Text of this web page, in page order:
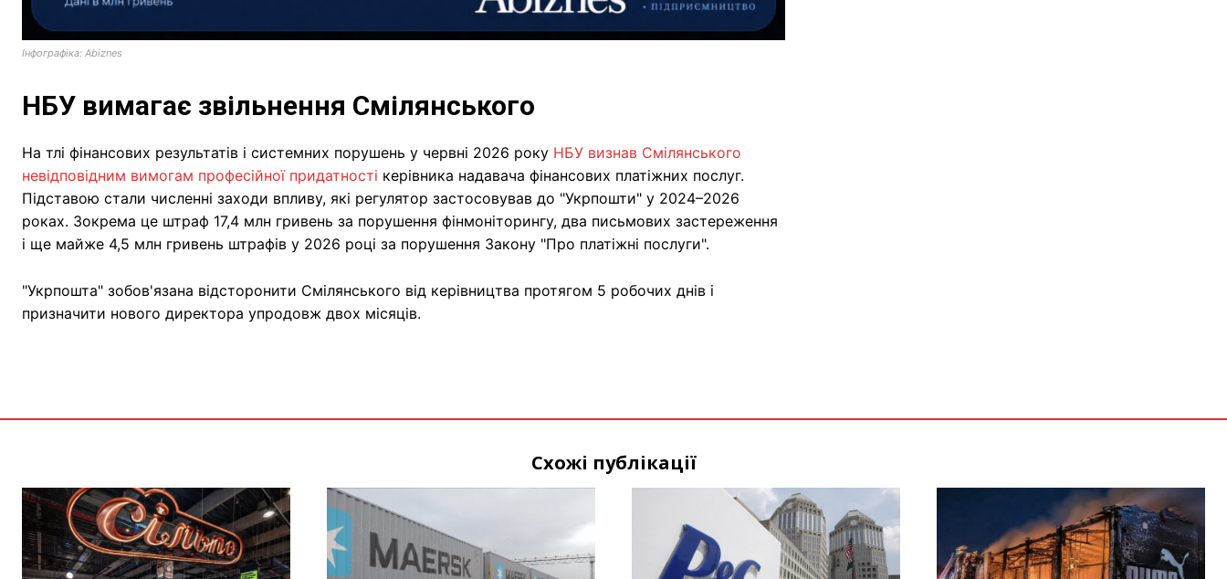
Інфографіка: Abiznes
НБУ вимагає звільнення Смілянського
На тлі фінансових результатів і системних порушень у червні 2026 року НБУ визнав Смілянського
невідповідним вимогам професійної придатності керівника надавача фінансових платіжних послуг.
Підставою стали численні заходи впливу, які регулятор застосовував до "Укрпошти" у 2024–2026
роках. Зокрема це штраф 17,4 млн гривень за порушення фінмоніторингу, два письмових застереження
і ще майже 4,5 млн гривень штрафів у 2026 році за порушення Закону "Про платіжні послуги".
"Укрпошта" зобов'язана відсторонити Смілянського від керівництва протягом 5 робочих днів і
призначити нового директора упродовж двох місяців.
Схожі публікації